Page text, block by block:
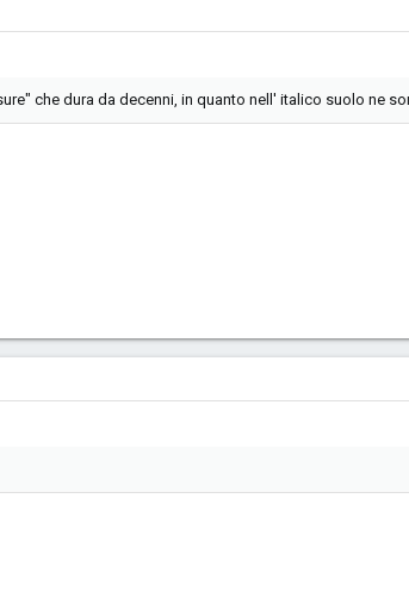
che dura da decenni, in quanto nell' italico suolo ne